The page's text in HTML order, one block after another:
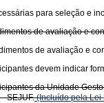
para seleção e
de avaliação e
de avaliação e
devem indicar
da Unidade
SEJUF.(Incluído pela Lei